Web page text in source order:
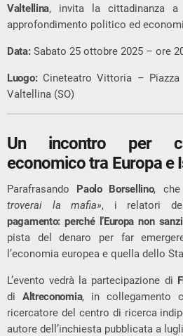
Valtellina, invita la cittadinanza
approfondimento politico ed
Data:Sabato 25 ottobre 2025 – ore
Luogo: Cineteatro Vittoria –
Valtellina (SO)
Un incontro per
economico tra Europa e
Parafrasando Paolo Borsellino, che
troverai la mafia», i relatori
pagamento: perché l’Europa non
pista del denaro per far
l’economia europea e quella dello
L’evento vedrà la partecipazione di
di Altreconomia, in collegamento
ricercatore del centro di ricerca
autore dell’inchiesta pubblicata a